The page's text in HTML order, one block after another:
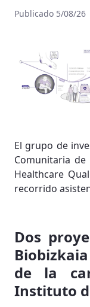
Publicado 5/08/26
El grupo de
Comunitaria
Healthcare
recorrido
Dos
de la
Instituto